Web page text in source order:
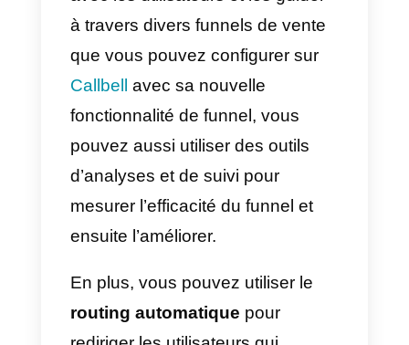
Telegram?
Un funnel de venteorienté
Telegramfonctionne de façon
assez similaire à d’autres, avec
le but de convertir ses utilisateurs
en potentiels clients. Il est logique